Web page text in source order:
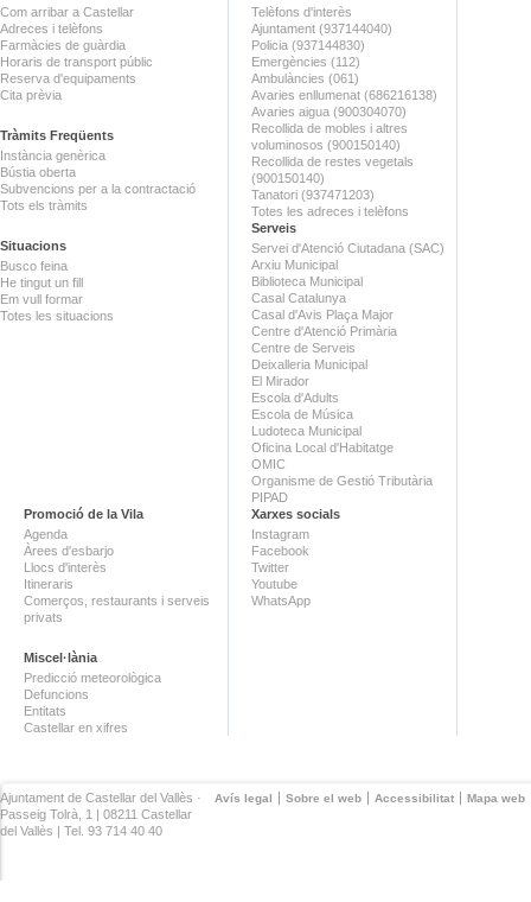
Com arribar a Castellar
Adreces i telèfons
Farmàcies de guàrdia
Horaris de transport públic
Reserva d'equipaments
Cita prèvia
Tràmits Freqüents
Instància genèrica
Bústia oberta
Subvencions per a la contractació
Tots els tràmits
Situacions
Busco feina
He tingut un fill
Em vull formar
Totes les situacions
Telèfons d'interès
Ajuntament (937144040)
Policia (937144830)
Emergències (112)
Ambulàncies (061)
Avaries enllumenat (686216138)
Avaries aigua (900304070)
Recollida de mobles i altres
voluminosos (900150140)
Recollida de restes vegetals
(900150140)
Tanatori (937471203)
Totes les adreces i telèfons
Serveis
Servei d'Atenció Ciutadana (SAC)
Arxiu Municipal
Biblioteca Municipal
Casal Catalunya
Casal d'Avis Plaça Major
Centre d'Atenció Primària
Centre de Serveis
Deixalleria Municipal
El Mirador
Escola d'Adults
Escola de Música
Ludoteca Municipal
Oficina Local d'Habitatge
OMIC
Organisme de Gestió Tributària
PIPAD
Promoció de la Vila
Agenda
Àrees d'esbarjo
Llocs d'interès
Itineraris
Comerços, restaurants i serveis
privats
Miscel·lània
Predicció meteorològica
Defuncions
Entitats
Castellar en xifres
Xarxes socials
Instagram
Facebook
Twitter
Youtube
WhatsApp
Avís legal Sobre el web Accessibilitat Mapa web
Ajuntament de Castellar del Vallès ·
Passeig Tolrà, 1 | 08211 Castellar
del Vallès | Tel. 93 714 40 40